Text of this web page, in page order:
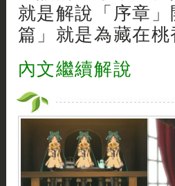
就是解說「序章
篇」就是為藏在
內文繼續解說